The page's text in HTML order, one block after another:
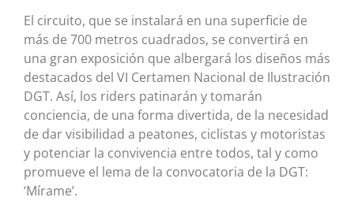
El circuito, que se instalará en una superficie de
más de 700 metros cuadrados, se convertirá en
una gran exposición que albergará los diseños más
destacados del VI Certamen Nacional de Ilustración
DGT. Así, los riders patinarán y tomarán
conciencia, de una forma divertida, de la necesidad
de dar visibilidad a peatones, ciclistas y motoristas
y potenciar la convivencia entre todos, tal y como
promueve el lema de la convocatoria de la DGT:
‘Mírame’.